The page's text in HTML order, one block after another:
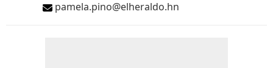
pamela.pino@elheraldo.hn